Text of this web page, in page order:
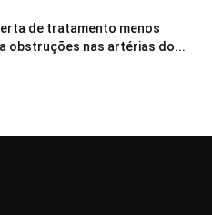
de tratamento menos
obstruções nas artérias do...